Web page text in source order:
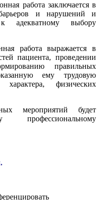
работа заключается в
и нарушений и
адекватному выбору
работа выражается в
пациента, проведении
правильных
ему трудовую
физических
мероприятий будет
профессиональному